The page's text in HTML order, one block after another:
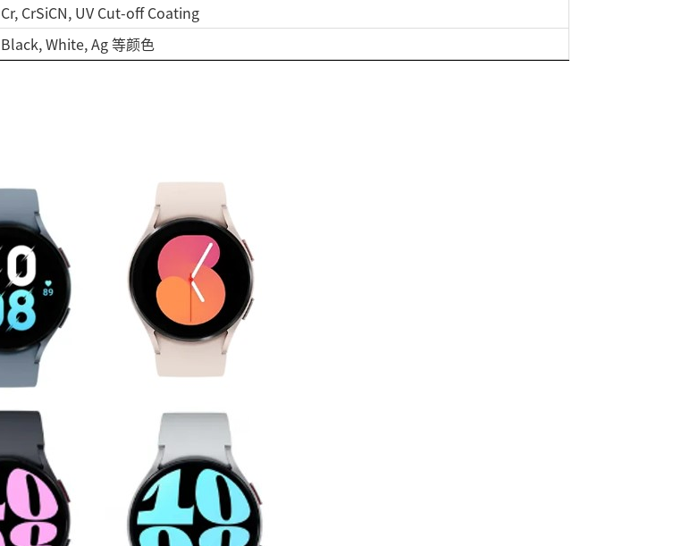
Cr, CrSiCN, UV Cut-off Coating
Black, White, Ag 等颜色